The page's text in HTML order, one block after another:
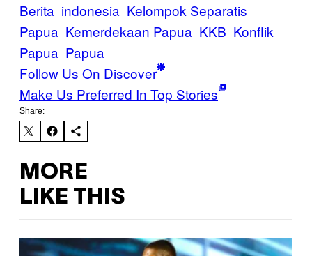
Berita indonesia Kelompok Separatis
Papua Kemerdekaan Papua KKB Konflik
Papua Papua
Follow Us On Discover
Make Us Preferred In Top Stories
Share:
MORE
LIKE THIS